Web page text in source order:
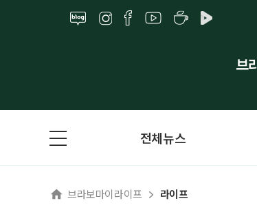
전체뉴스
브라보마이라이프 라이프